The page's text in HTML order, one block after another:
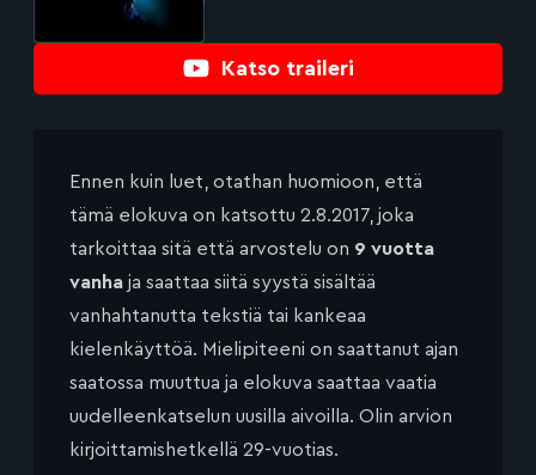
Katso traileri
Ennen kuin luet, otathan huomioon, että
tämä elokuva on katsottu 2.8.2017, joka
tarkoittaa sitä että arvostelu on 9 vuotta
vanha ja saattaa siitä syystä sisältää
vanhahtanutta tekstiä tai kankeaa
kielenkäyttöä. Mielipiteeni on saattanut ajan
saatossa muuttua ja elokuva saattaa vaatia
uudelleenkatselun uusilla aivoilla. Olin arvion
kirjoittamishetkellä 29-vuotias.